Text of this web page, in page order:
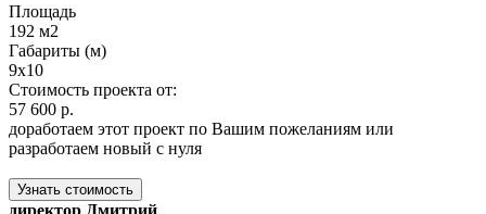
Площадь
192 м2
Габариты (м)
9x10
Стоимость проекта от:
57 600 р.
доработаем этот проект по Вашим пожеланиям или
разработаем новый с нуля
Узнать стоимость
директор Дмитрий